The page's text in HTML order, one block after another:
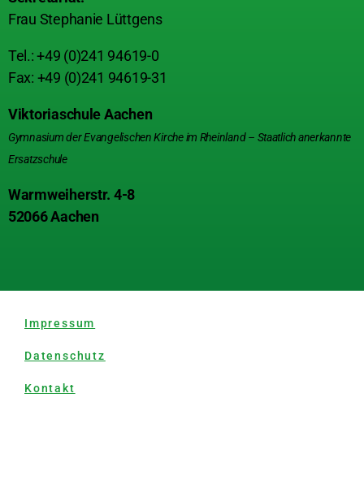
Frau Stephanie Lüttgens
Tel.: +49 (0)241 94619-0
Fax: +49 (0)241 94619-31
Viktoriaschule Aachen
Gymnasium der Evangelischen Kirche im Rheinland – Staatlich anerkannte
Ersatzschule
Warmweiherstr. 4-8
52066 Aachen
Impressum
Datenschutz
Kontakt